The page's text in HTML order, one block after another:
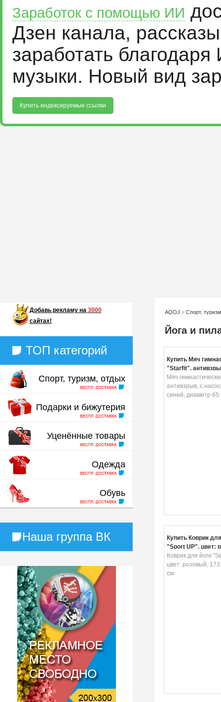
Заработок с помощью ИИ
Дзен канала,
заработать
музыки. Новый вид
Купить индексируемые ссылки
Добавь рекламу на 3000
сайтах!
ТОП категорий
Спорт, туризм, отдых
Подарки и бижутерия
Уценённые товары
Одежда
Обувь
Наша группа ВК
AQOJ » Спорт,
Йога и
Купить Мяч
"Starfit",
насосом, цвет:
диаметр 65 см
Мяч
антивзрыв, с
синий, диаметр 65
Купить Коврик
"Sport UP", цвет:
173 х 61 х 0,6 см
Коврик для йоги
цвет: розовый, 173
см